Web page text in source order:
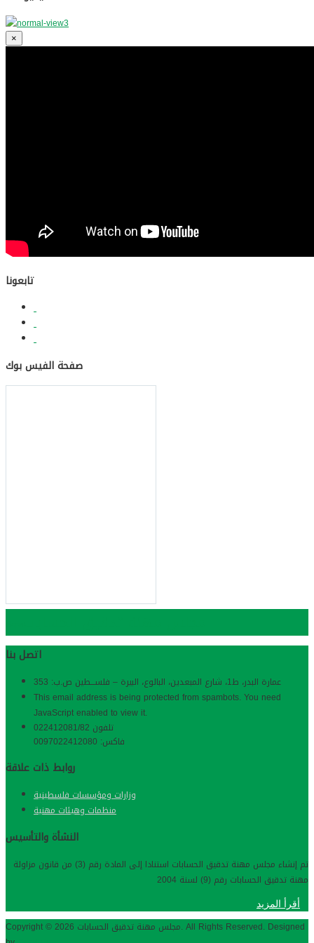
×
تابعونا
صفحة الفيس بوك
اتصل بنا
عمارة البدر، ط1، شارع المبعدین، البالوع، البیرة – فلســـطین ص.ب: 353
This email address is being protected from spambots. You need
JavaScript enabled to view it.
تلفون 022412081/82
فاكس: 0097022412080
روابط ذات علاقة
وزارات ومؤسسات فلسطينية
منظمات وهيئات مهنية
النشأة والتأسيس
مهنة تدقيق الحسابات رقم (9) لسنة 2004
أقرأ المزيد
Copyright © 2026 مجلس مهنة تدقيق الحسابات. All Rights Reserved. Designed